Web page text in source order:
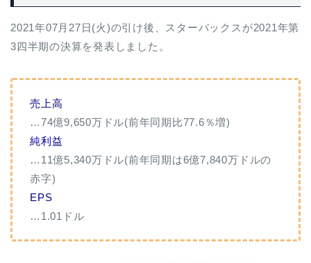
2021年07月27日(火)の引け後、スターバックスが2021年第
3四半期の決算を発表しました。
売上高
…74億9,650万ドル(前年同期比77.6％増)
純利益
…11億5,340万ドル(前年同期は6億7,840万ドルの
赤字)
EPS
…1.01ドル